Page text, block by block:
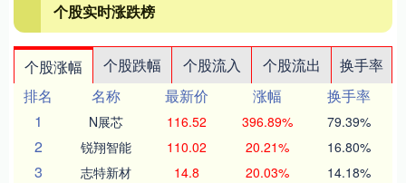
个股实时涨跌榜
个股涨幅 个股跌幅 个股流入 个股流出
换手率
排名
名称 最新价 涨幅
换手率
1
N展芯 116.52 396.89% 79.39%
2 锐翔智能 110.02 20.21% 16.80%
3 志特新材 14.8 20.03% 14.18%